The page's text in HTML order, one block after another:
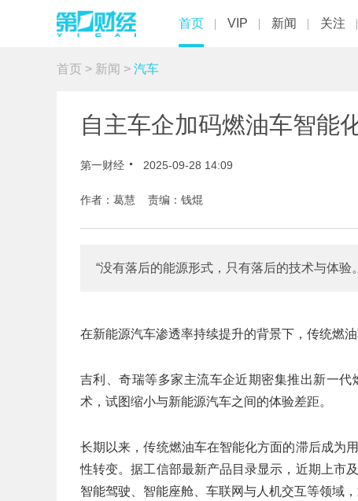
首页 VIP 新闻 关注
首页 > 新闻 > 汽车
自主车企加码燃油车智能
第一财经 2025-09-28 14:09
作者：葛慧 责编：钱焜
“没有落后的能源形式，只有落后的技术与体验
在新能源汽车渗透率持续提升的背景下，传统燃
吉利、奇瑞等多家主流车企近期密集推出新一
术，试图缩小与新能源汽车之间的体验差距。
长期以来，传统燃油车在智能化方面的滞后成为
性转变。据工信部最新产品目录显示，近期上市
智能驾驶、智能座舱、车联网与人机交互等领域